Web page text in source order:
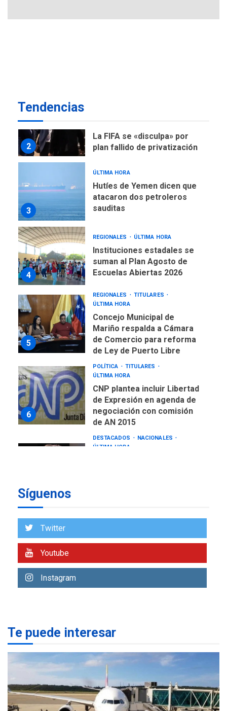
Tendencias
carga y descarga en
3
Hutíes de Yemen dicen que
atacaron dos petroleros
sauditas
4
REGIONALES ÚLTIMA HORA
Instituciones estadales se
suman al Plan Agosto de
REGIONALES
TITULARES
ÚLTIMA HORA
Concejo Municipal de
Mariño respalda a Cámara
de Ley de Puerto Libre
POLÍTICA
TITULARES
ÚLTIMA HORA
CNP plantea incluir Libertad
de Expresión en agenda de
negociación con comisión
de AN 2015
DESTACADOS
NACIONALES
ÚLTIMA HORA
Gobierno nacional y
regional nos respaldaron
tras terremotos del 24J
1
2
MUNDIAL DE FÚTBOL 2026
La FIFA se «disculpa» por
3
sauditas
4
REGIONALES ÚLTIMA HORA
Instituciones estadales se
suman al Plan Agosto de
Escuelas Abiertas 2026
Síguenos
Twitter
Youtube
Instagram
Te puede interesar